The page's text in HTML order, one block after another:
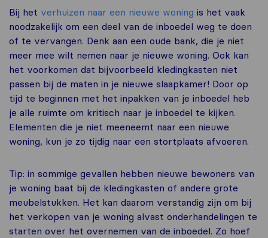
Bij het verhuizen naar een nieuwe woning is het vaak
noodzakelijk om een deel van de inboedel weg te doen
of te vervangen. Denk aan een oude bank, die je niet
meer mee wilt nemen naar je nieuwe woning. Ook kan
het voorkomen dat bijvoorbeeld kledingkasten niet
passen bij de maten in je nieuwe slaapkamer! Door op
tijd te beginnen met het inpakken van je inboedel heb
je alle ruimte om kritisch naar je inboedel te kijken.
Elementen die je niet meeneemt naar een nieuwe
woning, kun je zo tijdig naar een stortplaats afvoeren.
Tip: in sommige gevallen hebben nieuwe bewoners van
je woning baat bij de kledingkasten of andere grote
meubelstukken. Het kan daarom verstandig zijn om bij
het verkopen van je woning alvast onderhandelingen te
starten over het overnemen van de inboedel. Zo hoef